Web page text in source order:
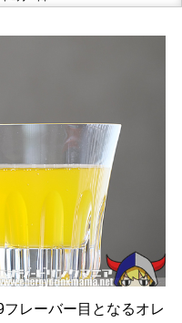
レーバー目となるオレ